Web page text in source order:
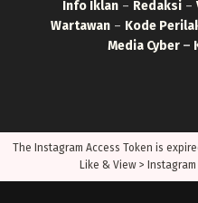
Info Iklan – Redaksi –
Wartawan – Kode
Media Cyber –
The Instagram Access Token is
Like & View >